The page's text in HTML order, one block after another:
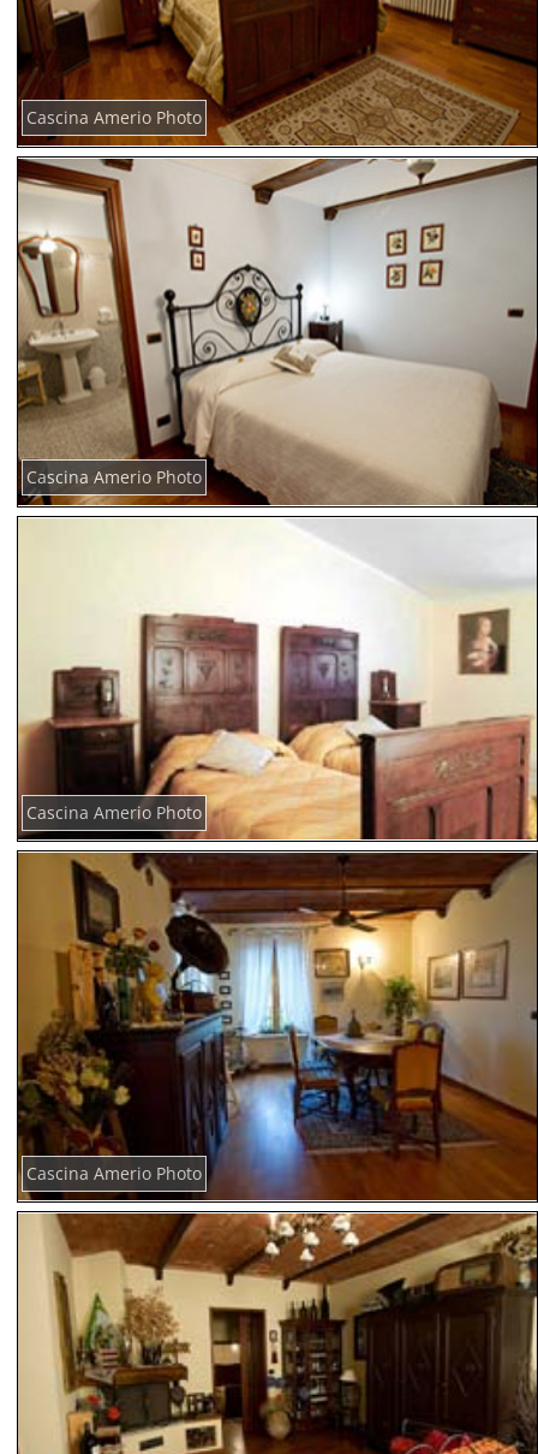
Cascina Amerio Photo
Cascina Amerio Photo
Cascina Amerio Photo
Cascina Amerio Photo